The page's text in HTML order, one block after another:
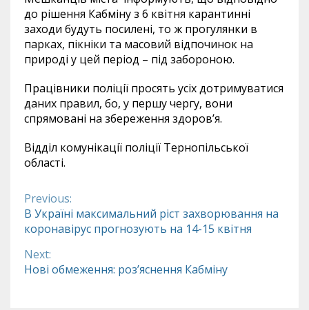
до рішення Кабміну з 6 квітня карантинні
заходи будуть посилені, то ж прогулянки в
парках, пікніки та масовий відпочинок на
природі у цей період – під забороною.
Працівники поліції просять усіх дотримуватися
даних правил, бо, у першу чергу, вони
спрямовані на збереження здоров’я.
Відділ комунікації поліції Тернопільської
області.
Continue
Reading
Previous:
В Україні максимальний ріст захворювання на
коронавірус прогнозують на 14-15 квітня
Next:
Нові обмеження: роз’яснення Кабміну